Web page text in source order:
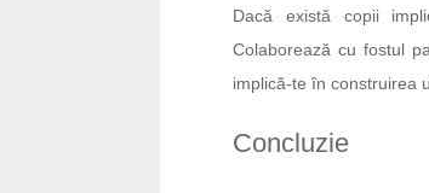
Dacă există copii
Colaborează cu fostul
implică-te în construirea
Concluzie